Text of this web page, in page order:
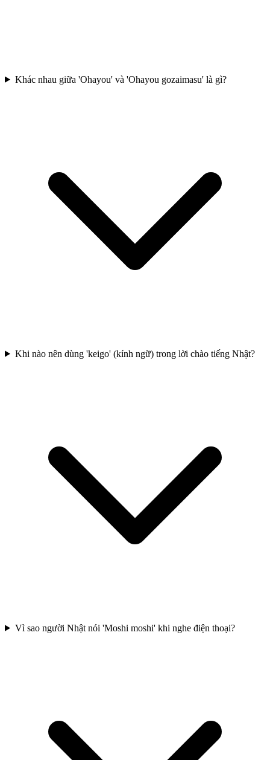
Khác nhau giữa 'Ohayou' và 'Ohayou gozaimasu' là gì?
Khi nào nên dùng 'keigo' (kính ngữ) trong lời chào tiếng Nhật?
Vì sao người Nhật nói 'Moshi moshi' khi nghe điện thoại?